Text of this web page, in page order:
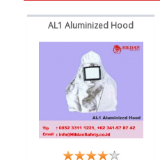
AL1 Aluminized Hood